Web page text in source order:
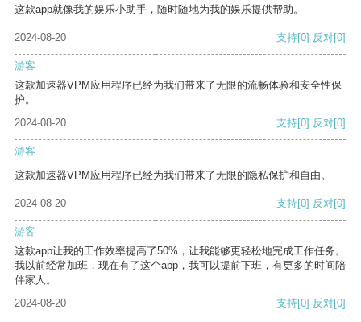
这款app就像我的娱乐小助手，随时随地为我的娱乐提供帮助。
2024-08-20 支持[0] 反对[0]
游客
这款加速器VPM应用程序已经为我们带来了无限的流畅体验和安全性保
护。
2024-08-20
支持[0] 反对[0]
游客
这款加速器VPM应用程序已经为我们带来了无限的隐私保护和自由。
2024-08-20 支持[0] 反对[0]
游客
这款app让我的工作效率提高了50%，让我能够更轻松地完成工作任务。
我以前经常加班，现在有了这个app，我可以提前下班，有更多的时间陪
伴家人。
2024-08-20
支持[0] 反对[0]